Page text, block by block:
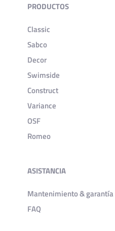
PRODUCTOS
Classic
Sabco
Decor
Swimside
Construct
Variance
OSF
Romeo
ASISTANCIA
Mantenimiento & garantía
FAQ